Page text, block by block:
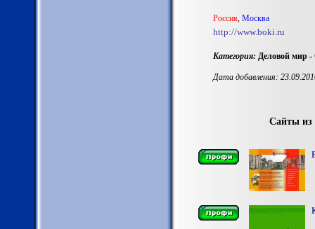
Россия, Москва
http://www.boki.ru
Категория: Деловой мир -
Дата добавления:
Сайты из